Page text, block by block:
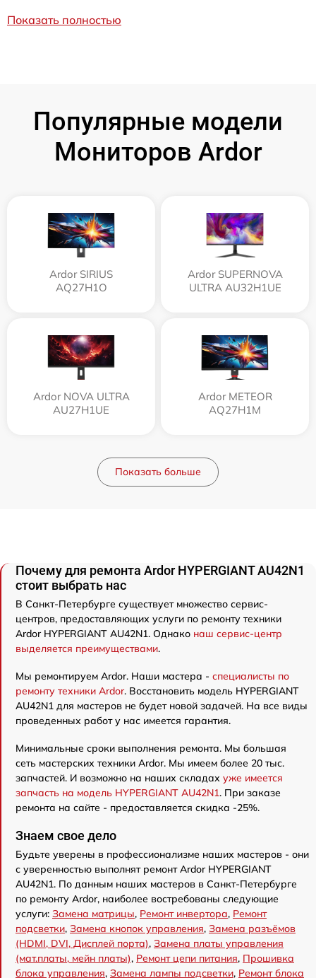
Показать полностью
Популярные модели
Мониторов Ardor
Ardor SIRIUS
AQ27H1O
Ardor SUPERNOVA
ULTRA AU32H1UE
Ardor NOVA ULTRA
AU27H1UE
Ardor METEOR
AQ27H1M
Показать больше
Почему для ремонта Ardor HYPERGIANT AU42N1
стоит выбрать нас
В Санкт-Петербурге существует множество сервис-
центров, предоставляющих услуги по ремонту техники
Ardor HYPERGIANT AU42N1. Однако наш сервис-центр
выделяется преимуществами.
Мы ремонтируем Ardor. Наши мастера - специалисты по
ремонту техники Ardor. Восстановить модель HYPERGIANT
AU42N1 для мастеров не будет новой задачей. На все виды
проведенных работ у нас имеется гарантия.
Минимальные сроки выполнения ремонта. Мы большая
сеть мастерских техники Ardor. Мы имеем более 20 тыс.
запчастей. И возможно на наших складах уже имеется
запчасть на модель HYPERGIANT AU42N1. При заказе
ремонта на сайте - предоставляется скидка -25%.
Знаем свое дело
Будьте уверены в профессионализме наших мастеров - они
с уверенностью выполнят ремонт Ardor HYPERGIANT
AU42N1. По данным наших мастеров в Санкт-Петербурге
по ремонту Ardor, наиболее востребованы следующие
услуги: Замена матрицы, Ремонт инвертора, Ремонт
подсветки, Замена кнопок управления, Замена разъёмов
(HDMI, DVI, Дисплей порта), Замена платы управления
(мат.платы, мейн платы), Ремонт цепи питания, Прошивка
блока управления, Замена лампы подсветки, Ремонт блока